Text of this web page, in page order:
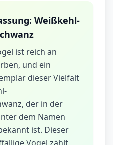
Weißkehl-
ist reich an
und ein
dieser Vielfalt
der in der
dem Namen
ist. Dieser
Vogel zählt